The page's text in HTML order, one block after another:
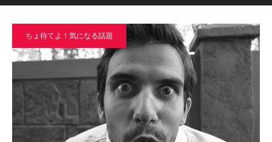
ちょ待てよ！気になる話題